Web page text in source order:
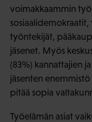
voimakkaammin
työntekijät,
jäsenet. Myös
(83%) kannattajien
jäsenten
pitää sopia
Työelämän asiat